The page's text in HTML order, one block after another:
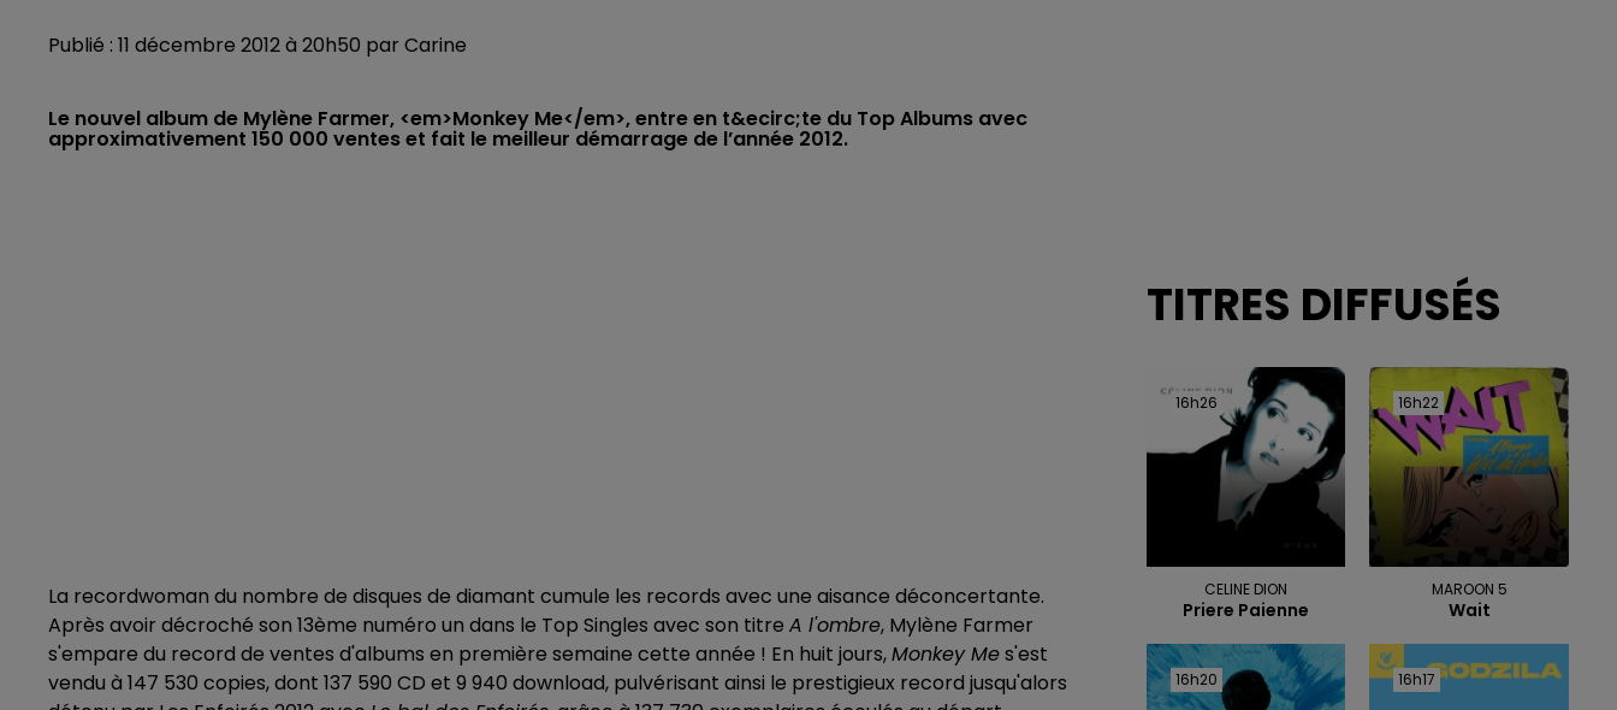
Publié : 11 décembre 2012 à 20h50 par Carine
Le nouvel album de Mylène Farmer, <em>Monkey Me</em>, entre en t&ecirc;te du Top Albums avec
approximativement 150 000 ventes et fait le meilleur démarrage de l’année 2012.
La recordwoman du nombre de disques de diamant cumule les records avec une aisance déconcertante.
Après avoir décroché son 13ème numéro un dans le Top Singles avec son titre A l'ombre, Mylène Farmer
s'empare du record de ventes d'albums en première semaine cette année ! En huit jours,Monkey Mes'est
vendu à 147 530 copies, dont 137 590 CD et 9 940 download, pulvérisant ainsi le prestigieux record jusqu'alors
TITRES DIFFUSÉS
16h26
16h26
CELINE DION
Priere Paienne
16h22
16h22
MAROON 5
Wait
16h20
16h20 16h17
16h17